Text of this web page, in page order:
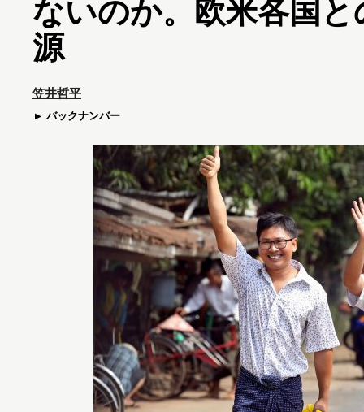
ないのか。欧米各国
源
笠井哲平
バックナンバー